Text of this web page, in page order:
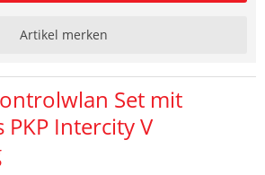
Artikel merken
Set mit
Intercity V